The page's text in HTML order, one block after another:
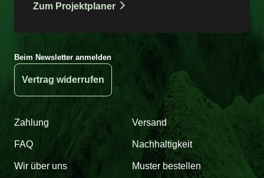
Zum Projektplaner
Beim Newsletter anmelden
Vertrag widerrufen
Zahlung Versand
FAQ Nachhaltigkeit
Wir über uns Muster bestellen